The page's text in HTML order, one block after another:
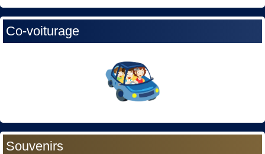
Co-voiturage
Souvenirs